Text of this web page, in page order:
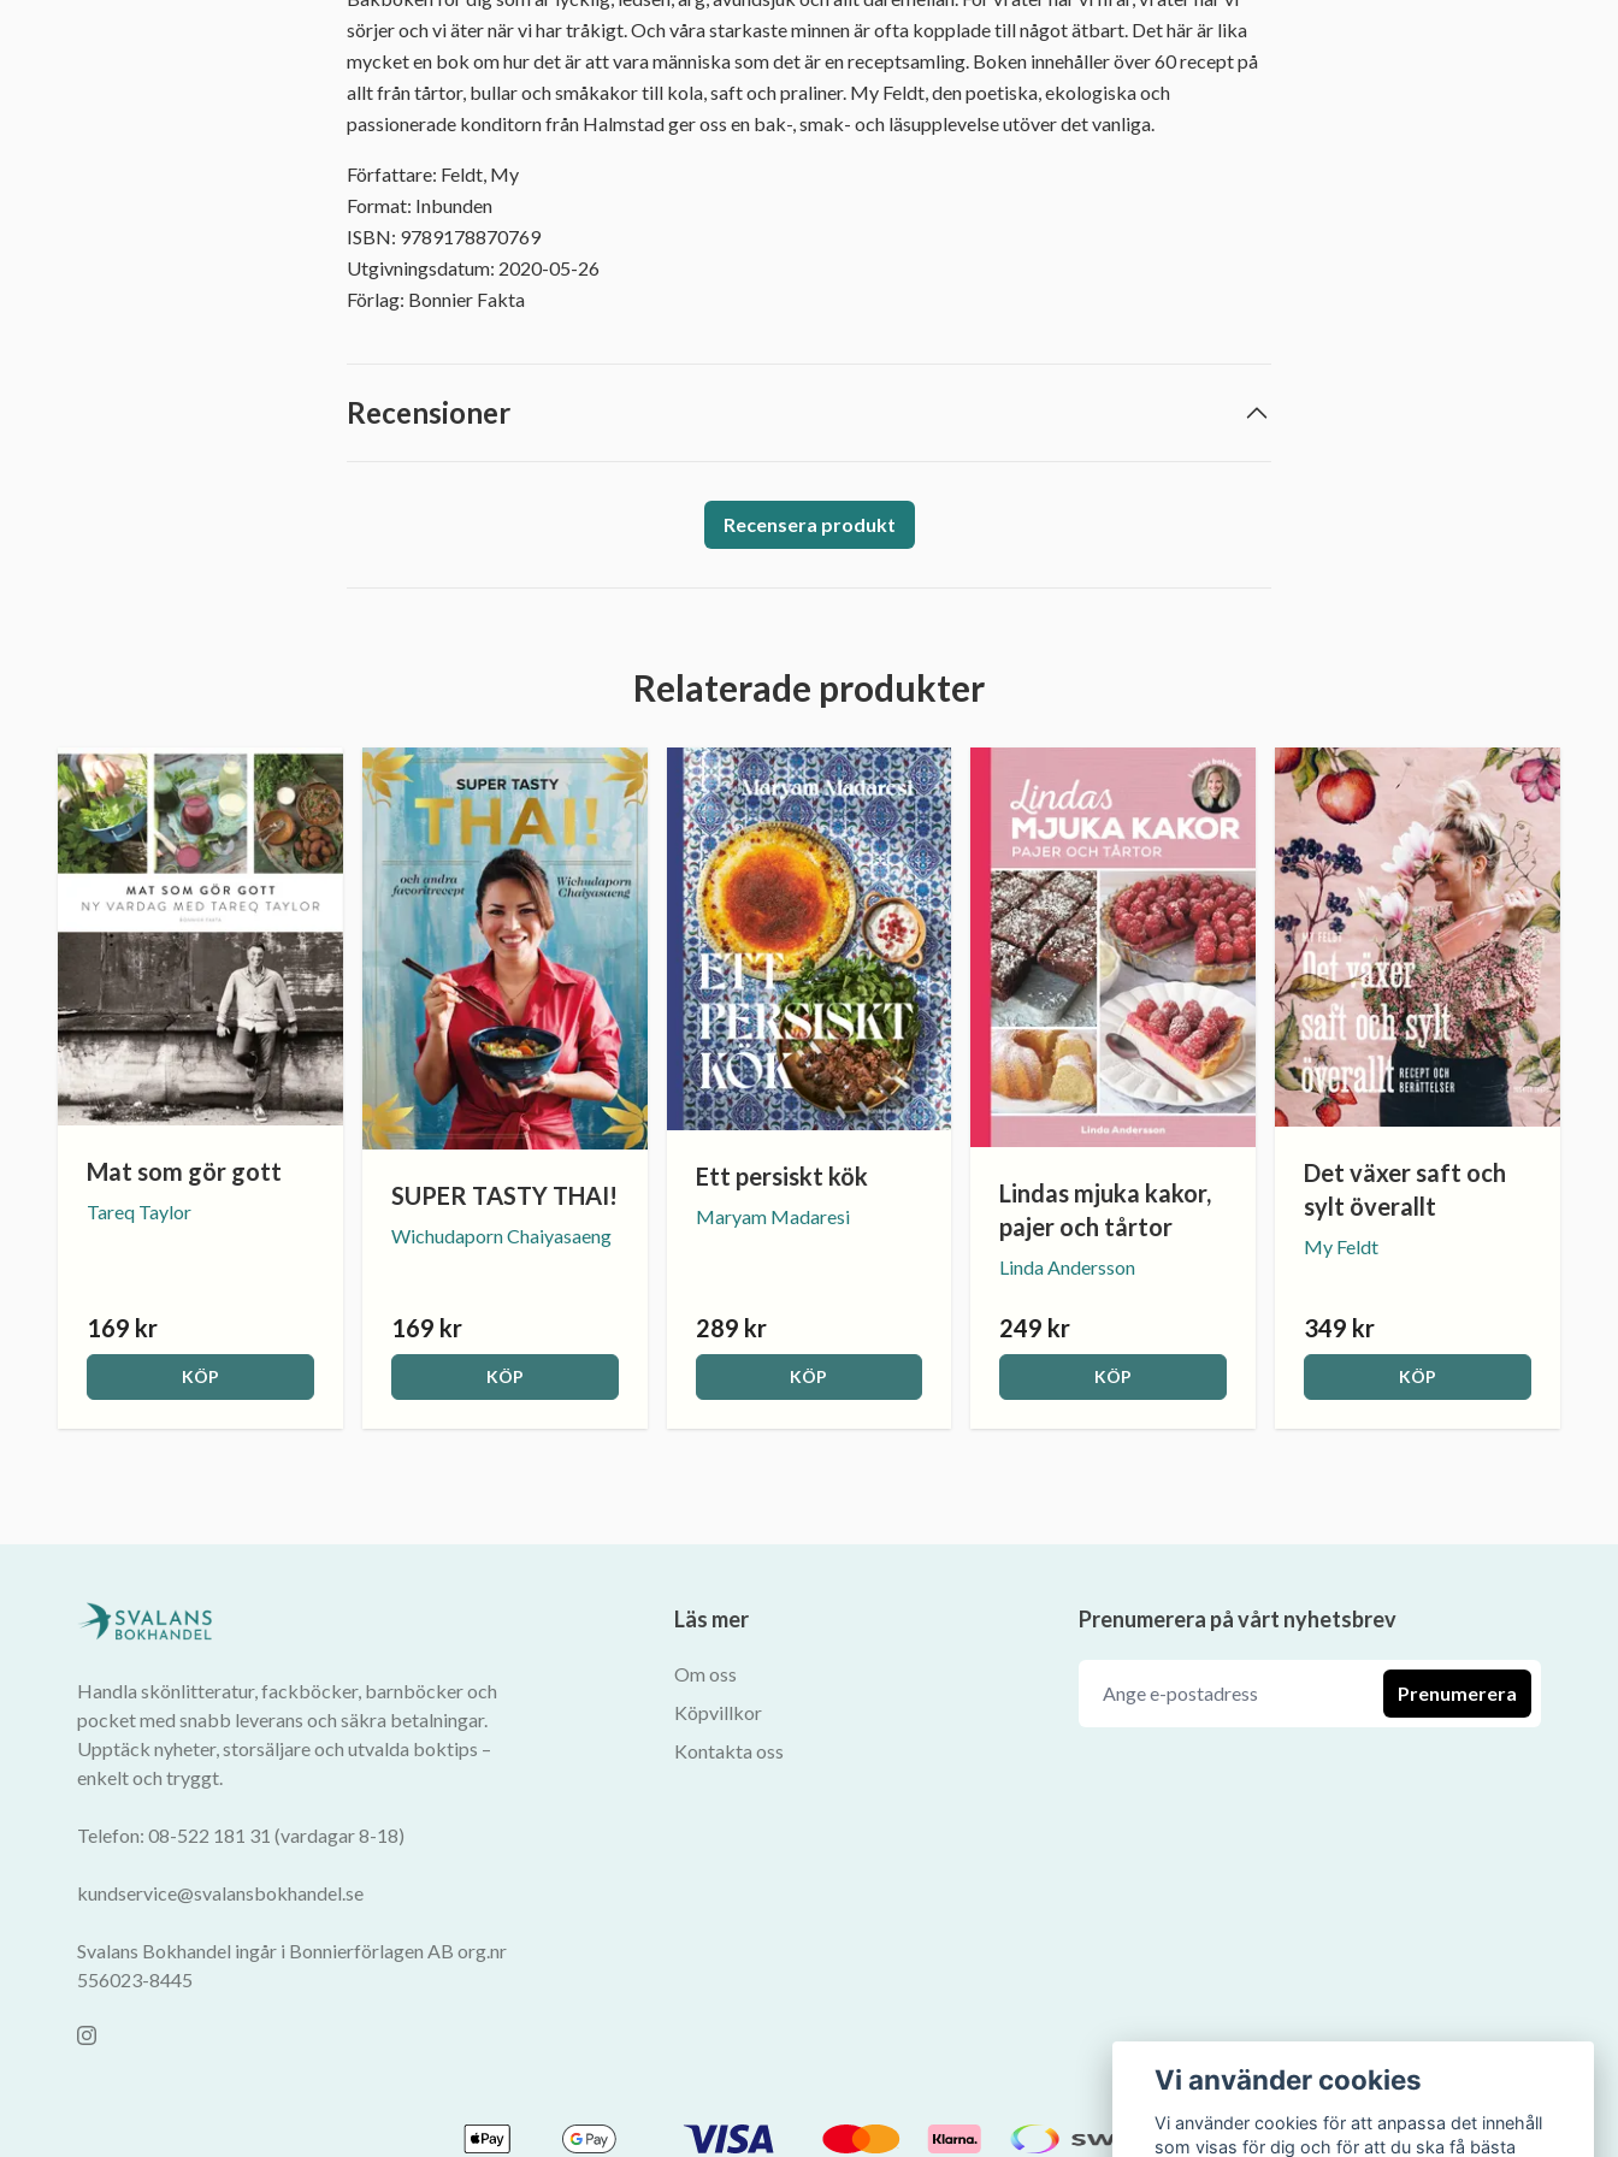
sörjer och vi äter när vi har tråkigt. Och våra starkaste minnen är ofta kopplade till något ätbart. Det här är lika
mycket en bok om hur det är att vara människa som det är en receptsamling. Boken innehåller över 60 recept på
allt från tårtor, bullar och småkakor till kola, saft och praliner. My Feldt, den poetiska, ekologiska och
passionerade konditorn från Halmstad ger oss en bak-, smak- och läsupplevelse utöver det vanliga.
Författare: Feldt, My
Format: Inbunden
ISBN: 9789178870769
Utgivningsdatum: 2020-05-26
Förlag: Bonnier Fakta
Recensioner
Recensera produkt
Relaterade produkter
Mat som gör gott
Tareq Taylor
169 kr
KÖP
SUPER TASTY THAI!
Wichudaporn Chaiyasaeng
169 kr
KÖP
Ett persiskt kök
Maryam Madaresi
289 kr
KÖP
Lindas mjuka kakor,
pajer och tårtor
Linda Andersson
249 kr
KÖP
Det växer saft och
sylt överallt
My Feldt
349 kr
KÖP
Handla skönlitteratur, fackböcker, barnböcker och
pocket med snabb leverans och säkra betalningar.
Upptäck nyheter, storsäljare och utvalda boktips –
enkelt och tryggt.
Telefon: 08-522 181 31 (vardagar 8-18)
kundservice@svalansbokhandel.se
Svalans Bokhandel ingår i Bonnierförlagen AB org.nr
556023-8445
Läs mer
Om oss
Köpvillkor
Kontakta oss
Prenumerera på vårt nyhetsbrev
Prenumerera
Vi använder cookies
Vi använder cookies för att anpassa det innehåll
som visas för dig och för att du ska få bästa